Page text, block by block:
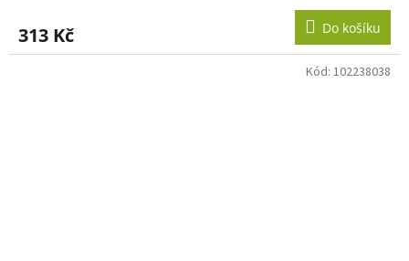
313 Kč Do košíku
Kód: 102238038